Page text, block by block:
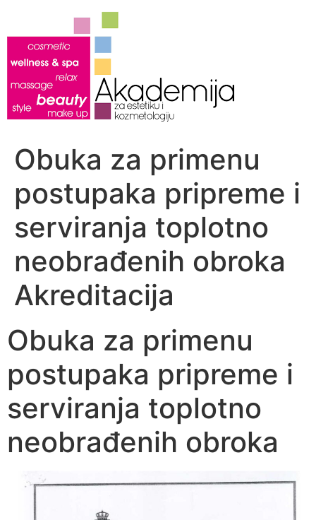
садржај
Obuka za primenu
postupaka pripreme i
serviranja toplotno
neobrađenih obroka
Akreditacija
Obuka za primenu
postupaka pripreme i
serviranja toplotno
neobrađenih obroka